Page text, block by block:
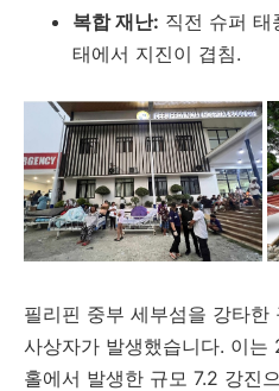
복합 재난: 직전 슈퍼 태
태에서 지진이 겹침.
필리핀 중부 세부섬을 강타한
사상자가 발생했습니다. 이는
홀에서 발생한 규모 7.2 강진